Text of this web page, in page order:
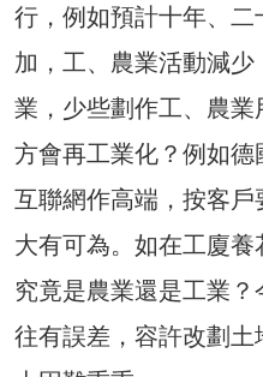
行，例如預計十年、
加，工、農業活動減
業，少些劃作工、農
方會再工業化？例如德
互聯網作高端，按客
大有可為。如在工廈養
究竟是農業還是工業
往有誤差，容許改劃